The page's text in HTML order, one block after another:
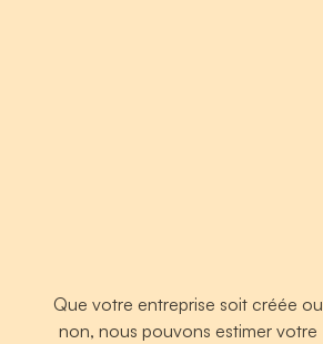
Que votre entreprise soit créée ou
non, nous pouvons estimer votre